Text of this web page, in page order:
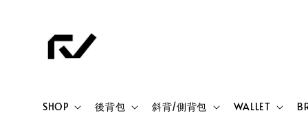
SHOP 後背包 斜背/側背包 WALLET